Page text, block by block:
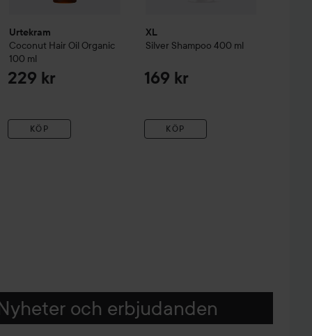
Urtekram
Coconut Hair Oil Organic
100 ml
229 kr
KÖP
XL
Silver Shampoo 400 ml
169 kr
KÖP
och erbjudanden